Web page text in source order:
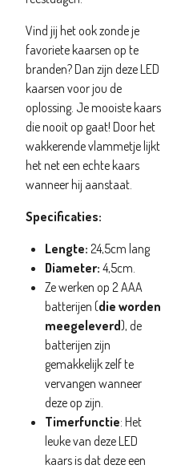
Vind jij het ook zonde je
favoriete kaarsen op te
branden? Dan zijn deze LED
kaarsen voor jou de
oplossing. Je mooiste kaars
die nooit op gaat! Door het
wakkerende vlammetje lijkt
het net een echte kaars
wanneer hij aanstaat.
Specificaties:
Lengte: 24,5cm lang
Diameter: 4,5cm.
Ze werken op 2 AAA
batterijen (die worden
meegeleverd), de
batterijen zijn
gemakkelijk zelf te
vervangen wanneer
deze op zijn.
Timerfunctie: Het
leuke van deze LED
kaars is dat deze een